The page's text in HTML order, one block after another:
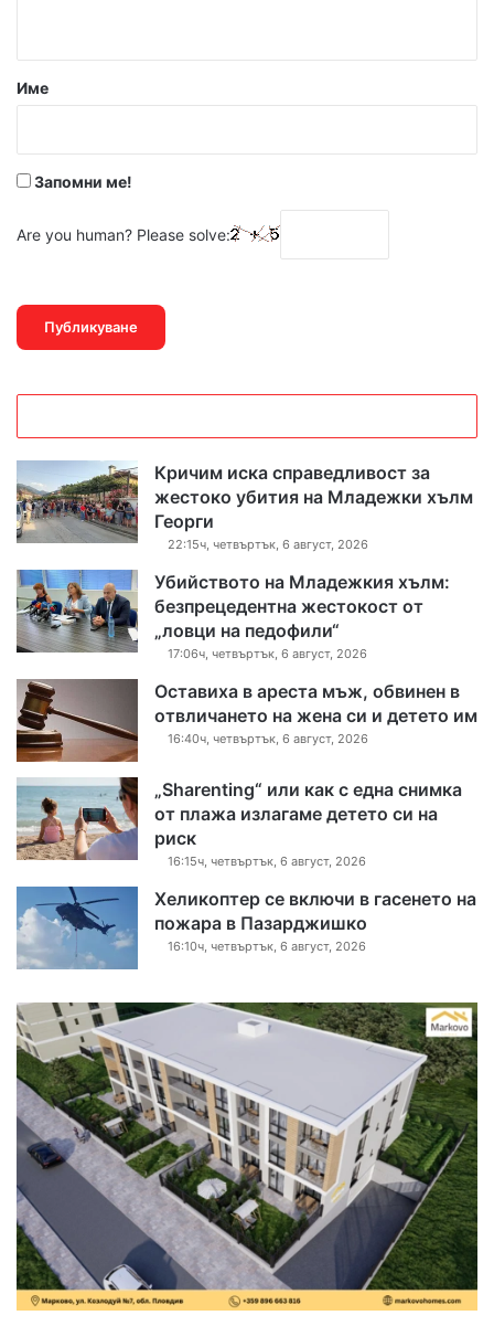
р
Име
Запомни ме!
Are you human? Please solve:
Кричим иска справедливост за
жестоко убития на Младежки хълм
Георги
22:15ч, четвъртък, 6 август, 2026
Убийството на Младежкия хълм:
безпрецедентна жестокост от
„ловци на педофили“
17:06ч, четвъртък, 6 август, 2026
Оставиха в ареста мъж, обвинен в
отвличането на жена си и детето им
16:40ч, четвъртък, 6 август, 2026
„Sharenting“ или как с една снимка
от плажа излагаме детето си на
риск
16:15ч, четвъртък, 6 август, 2026
Хеликоптер се включи в гасенето на
пожара в Пазарджишко
16:10ч, четвъртък, 6 август, 2026